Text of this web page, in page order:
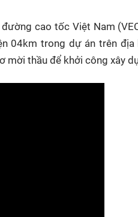
cao tốc Việt Nam
04km trong dự án trên địa
mời thầu để khởi công xây